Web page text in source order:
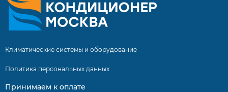
Высокая энергоэффективность. Класс А++
Удобный многофункциональный русскоязычный пульт
Климатические системы и оборудование
Политика персональных данных
Принимаем к оплате